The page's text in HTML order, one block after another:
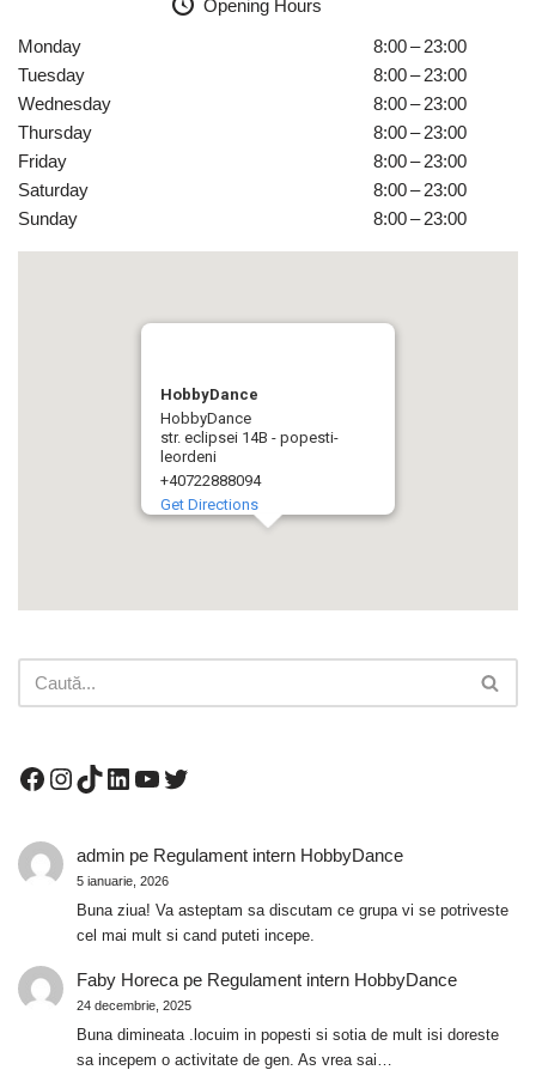
Opening Hours
Monday
8:00 – 23:00
Tuesday
8:00 – 23:00
Wednesday
8:00 – 23:00
Thursday
8:00 – 23:00
Friday
8:00 – 23:00
Saturday
8:00 – 23:00
Sunday
8:00 – 23:00
HobbyDance
HobbyDance
str. eclipsei 14B - popesti-
leordeni
+40722888094
Get Directions
adminpe Regulament intern HobbyDance
5 ianuarie, 2026
Buna ziua! Va asteptam sa discutam ce grupa vi se potriveste
cel mai mult si cand puteti incepe.
Faby Horecape Regulament intern HobbyDance
24 decembrie, 2025
Buna dimineata .locuim in popesti si sotia de mult isi doreste
sa incepem o activitate de gen. As vrea sai…